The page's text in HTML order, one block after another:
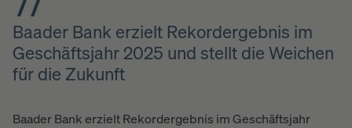
Baader Bank erzielt Rekordergebnis im
Geschäftsjahr 2025 und stellt die Weichen
für die Zukunft
Baader Bank erzielt Rekordergebnis im Geschäftsjahr